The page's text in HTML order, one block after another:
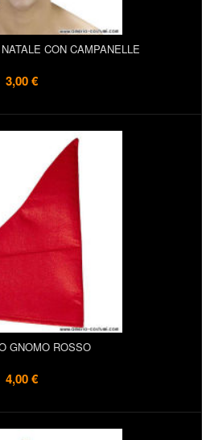
CON CAMPANELLE
3,00 €
GNOMO ROSSO
4,00 €